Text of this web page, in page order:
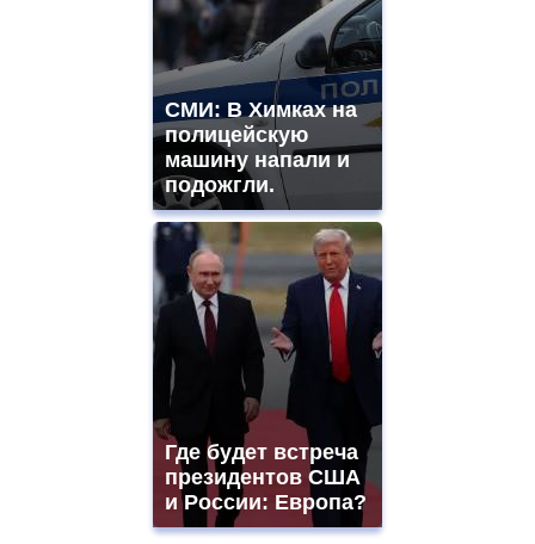
СМИ: В Химках на
полицейскую
машину напали и
подожгли.
Где будет встреча
президентов США
и России: Европа?